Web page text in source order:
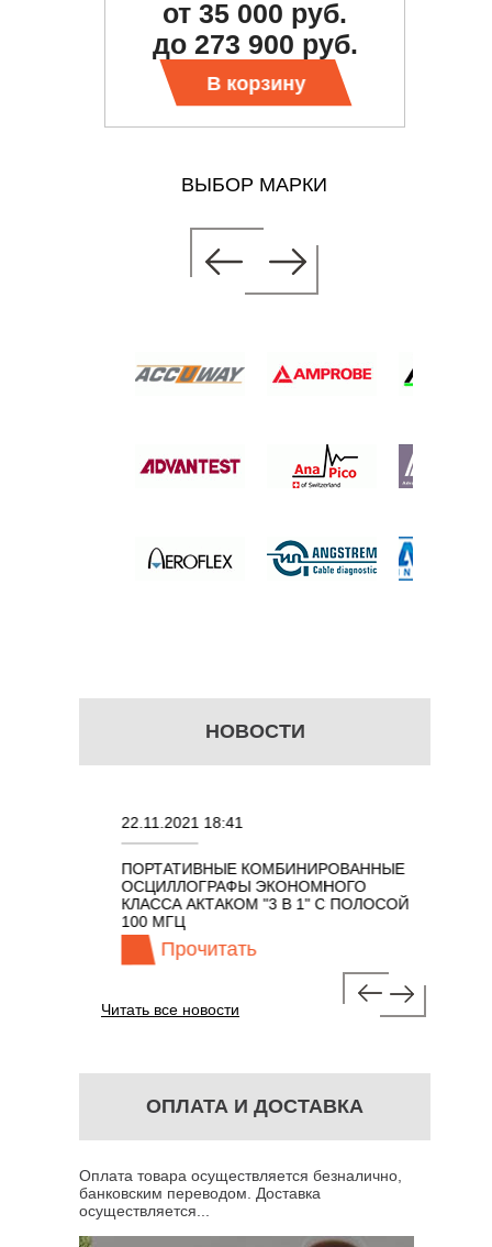
НОВОСТИ
22.11.2021 18:41
ПОРТАТИВНЫЕ КОМБИНИРОВАННЫЕ
ОСЦИЛЛОГРАФЫ ЭКОНОМНОГО
КЛАССА АКТАКОМ "3 В 1" С ПОЛОСОЙ
100 МГЦ
Прочитать
Читать все новости
ОПЛАТА И ДОСТАВКА
Оплата товара осуществляется безналично,
банковским переводом. Доставка
осуществляется...
от 35 000 руб.
до 273 900 руб.
В корзину
ВЫБОР МАРКИ